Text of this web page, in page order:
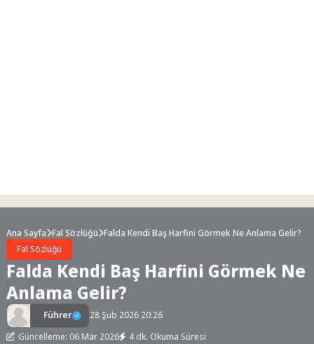
Ana Sayfa Fal Sözlüğü Falda Kendi Baş Harfini Görmek Ne Anlama Gelir?
Fal Sözlüğü
Falda Kendi Baş Harfini Görmek Ne
Anlama Gelir?
Führer
28 Şub 2026 20:26
Güncelleme: 06 Mar 2026
4 dk. Okuma Süresi